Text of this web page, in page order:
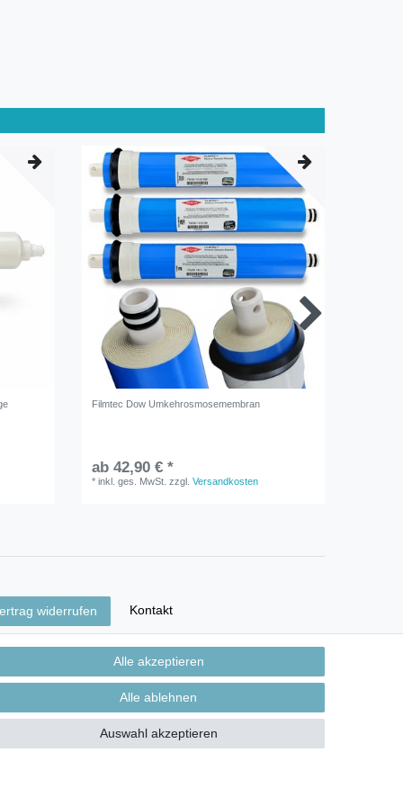
Filmtec Dow Umkehrosmosemembran
ab 42,90 € *
*inkl. ges. MwSt. zzgl.Versandkosten
widerrufen Kontakt
Alle akzeptieren
Alle ablehnen
Auswahl akzeptieren